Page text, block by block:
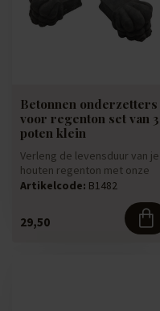
Betonnen onderzetters
voor regenton set van 3
poten klein
Verleng de levensduur van je
houten regenton met onze
betonnen leeuwenpootjes
Artikelcode: B1482
29,50